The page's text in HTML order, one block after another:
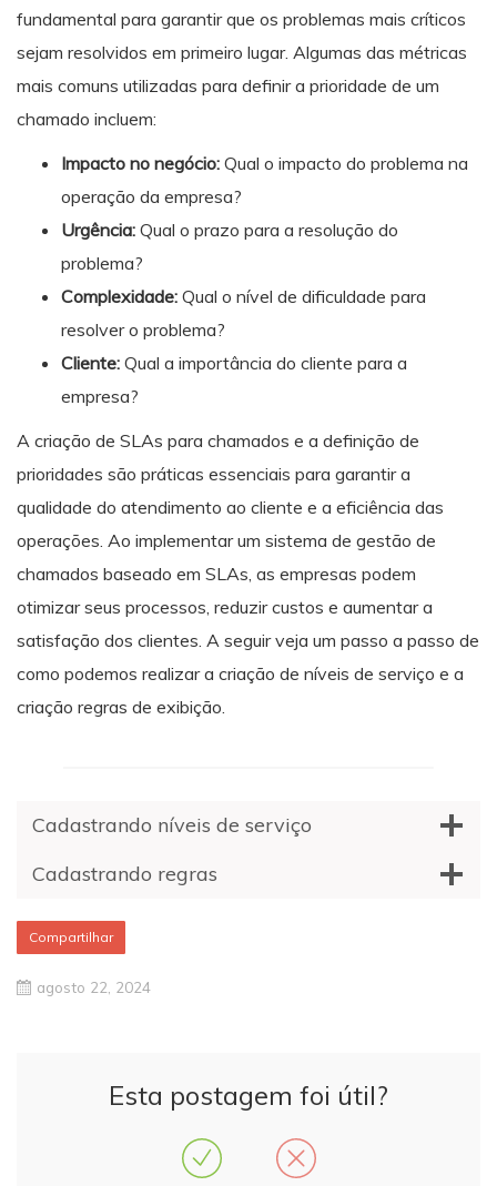
fundamental para garantir que os problemas mais críticos
sejam resolvidos em primeiro lugar. Algumas das métricas
mais comuns utilizadas para definir a prioridade de um
chamado incluem:
Impacto no negócio: Qual o impacto do problema na
operação da empresa?
Urgência: Qual o prazo para a resolução do
problema?
Complexidade: Qual o nível de dificuldade para
resolver o problema?
Cliente: Qual a importância do cliente para a
empresa?
A criação de SLAs para chamados e a definição de
prioridades são práticas essenciais para garantir a
qualidade do atendimento ao cliente e a eficiência das
operações. Ao implementar um sistema de gestão de
chamados baseado em SLAs, as empresas podem
otimizar seus processos, reduzir custos e aumentar a
satisfação dos clientes. A seguir veja um passo a passo de
como podemos realizar a criação de níveis de serviço e a
criação regras de exibição.
Cadastrando níveis de serviço
Cadastrando regras
Compartilhar
agosto 22, 2024
Esta postagem foi útil?